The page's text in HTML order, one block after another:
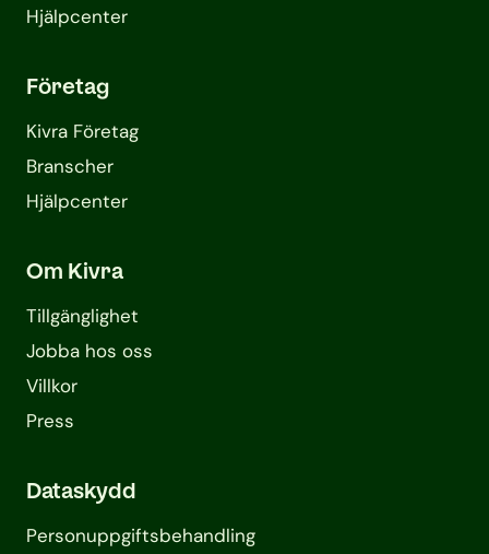
Hjälpcenter
Företag
Kivra Företag
Branscher
Hjälpcenter
Om Kivra
Tillgänglighet
Jobba hos oss
Villkor
Press
Dataskydd
Personuppgifts­behandling